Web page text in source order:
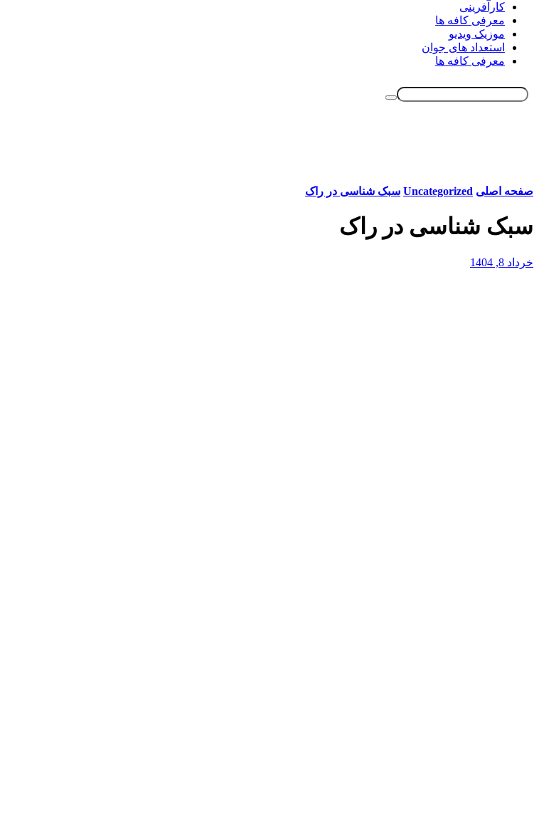
کارآفرینی
معرفی کافه ها
موزیک ویدیو
استعداد های جوان
معرفی کافه ها
صفحه اصلی Uncategorized سبک شناسی در راک
سبک شناسی در راک
خرداد 8, 1404